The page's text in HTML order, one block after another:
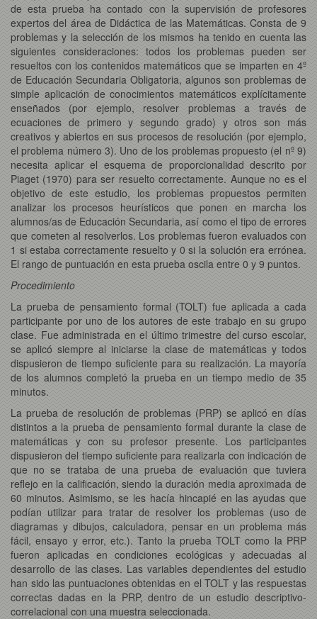
de esta prueba ha contado con la supervisión de profesores
expertos del área de Didáctica de las Matemáticas. Consta de 9
problemas y la selección de los mismos ha tenido en cuenta las
siguientes consideraciones: todos los problemas pueden ser
resueltos con los contenidos matemáticos que se imparten en 4º
de Educación Secundaria Obligatoria, algunos son problemas de
simple aplicación de conocimientos matemáticos explícitamente
enseñados (por ejemplo, resolver problemas a través de
ecuaciones de primero y segundo grado) y otros son más
creativos y abiertos en sus procesos de resolución (por ejemplo,
el problema número 3). Uno de los problemas propuesto (el nº 9)
necesita aplicar el esquema de proporcionalidad descrito por
Piaget (1970) para ser resuelto correctamente. Aunque no es el
objetivo de este estudio, los problemas propuestos permiten
analizar los procesos heurísticos que ponen en marcha los
alumnos/as de Educación Secundaria, así como el tipo de errores
que cometen al resolverlos. Los problemas fueron evaluados con
1 si estaba correctamente resuelto y 0 si la solución era errónea.
El rango de puntuación en esta prueba oscila entre 0 y 9 puntos.
Procedimiento
La prueba de pensamiento formal (TOLT) fue aplicada a cada
participante por uno de los autores de este trabajo en su grupo
clase. Fue administrada en el último trimestre del curso escolar,
se aplicó siempre al iniciarse la clase de matemáticas y todos
dispusieron de tiempo suficiente para su realización. La mayoría
de los alumnos completó la prueba en un tiempo medio de 35
minutos.
La prueba de resolución de problemas (PRP) se aplicó en días
distintos a la prueba de pensamiento formal durante la clase de
matemáticas y con su profesor presente. Los participantes
dispusieron del tiempo suficiente para realizarla con indicación de
que no se trataba de una prueba de evaluación que tuviera
reflejo en la calificación, siendo la duración media aproximada de
60 minutos. Asimismo, se les hacía hincapié en las ayudas que
podían utilizar para tratar de resolver los problemas (uso de
diagramas y dibujos, calculadora, pensar en un problema más
fácil, ensayo y error, etc.). Tanto la prueba TOLT como la PRP
fueron aplicadas en condiciones ecológicas y adecuadas al
desarrollo de las clases. Las variables dependientes del estudio
han sido las puntuaciones obtenidas en el TOLT y las respuestas
correctas dadas en la PRP, dentro de un estudio descriptivo-
correlacional con una muestra seleccionada.